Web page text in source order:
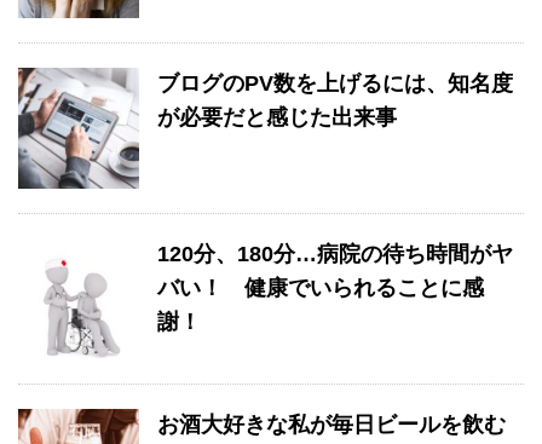
ブログのPV数を上げるには、知名度
が必要だと感じた出来事
120分、180分…病院の待ち時間がヤ
バい！ 健康でいられることに感
謝！
お酒大好きな私が毎日ビールを飲む